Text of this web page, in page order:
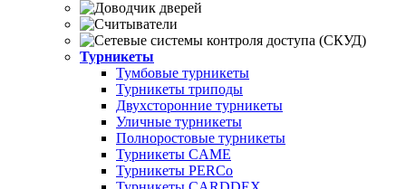
Турникеты
Тумбовые турникеты
Турникеты триподы
Двухсторонние турникеты
Уличные турникеты
Полноростовые турникеты
Турникеты CAME
Турникеты PERCo